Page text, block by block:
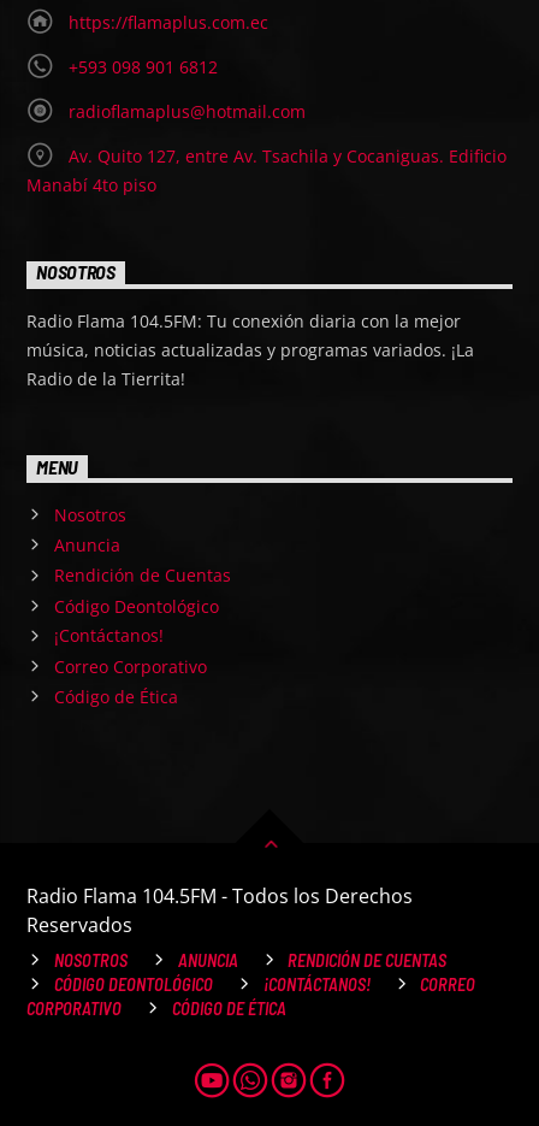
https://flamaplus.com.ec
+593 098 901 6812
radioflamaplus@hotmail.com
Av. Quito 127, entre Av. Tsachila y Cocaniguas. Edificio
Manabí 4to piso
NOSOTROS
Radio Flama 104.5FM: Tu conexión diaria con la mejor
música, noticias actualizadas y programas variados. ¡La
Radio de la Tierrita!
MENU
Nosotros
Anuncia
Rendición de Cuentas
Código Deontológico
¡Contáctanos!
Correo Corporativo
Código de Ética
Radio Flama 104.5FM - Todos los Derechos
Reservados
NOSOTROS ANUNCIA
RENDICIÓN DE CUENTAS
CÓDIGO DEONTOLÓGICO
¡CONTÁCTANOS!
CORREO
CORPORATIVO
CÓDIGO DE ÉTICA